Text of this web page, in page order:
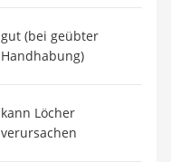
gut (bei geübter
Handhabung)
kann Löcher
verursachen